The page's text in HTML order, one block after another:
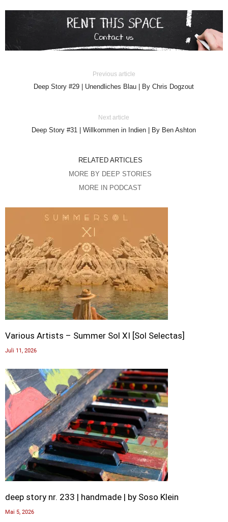
Previous article
Deep Story #29 | Unendliches Blau | By Chris Dogzout
Next article
Deep Story #31 | Willkommen in Indien | By Ben Ashton
RELATED ARTICLES
MORE BY DEEP STORIES
MORE IN PODCAST
Various Artists – Summer Sol XI [Sol Selectas]
Juli 11, 2026
deep story nr. 233 | handmade | by Soso Klein
Mai 5, 2026